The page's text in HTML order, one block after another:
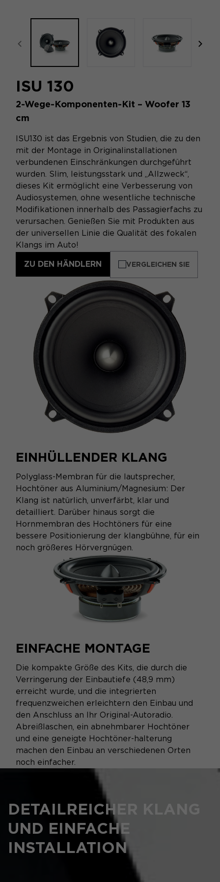
focal-naim-frontent::misc.prev_label
ISU 130
2-Wege-Komponenten-Kit – Woofer 13
cm
ISU130 ist das Ergebnis von Studien, die zu den
mit der Montage in Originalinstallationen
verbundenen Einschränkungen durchgeführt
wurden. Slim, leistungsstark und „Allzweck“,
dieses Kit ermöglicht eine Verbesserung von
Audiosystemen, ohne wesentliche technische
Modifikationen innerhalb des Passagierfachs zu
verursachen. Genießen Sie mit Produkten aus
der universellen Linie die Qualität des fokalen
Klangs im Auto!
ZU DEN HÄNDLERN VERGLEICHEN SIE
EINHÜLLENDER KLANG
Polyglass-Membran für die lautsprecher,
Hochtöner aus Aluminium/Magnesium: Der
Klang ist natürlich, unverfärbt, klar und
detailliert. Darüber hinaus sorgt die
Hornmembran des Hochtöners für eine
bessere Positionierung der klangbühne, für ein
noch größeres Hörvergnügen.
EINFACHE MONTAGE
Die kompakte Größe des Kits, die durch die
Verringerung der Einbautiefe (48,9 mm)
erreicht wurde, und die integrierten
frequenzweichen erleichtern den Einbau und
den Anschluss an Ihr Original-Autoradio.
Abreißlaschen, ein abnehmbarer Hochtöner
und eine geneigte Hochtöner-halterung
machen den Einbau an verschiedenen Orten
noch einfacher.
DETAILREICHER KLANG
UND EINFACHE
INSTALLATION